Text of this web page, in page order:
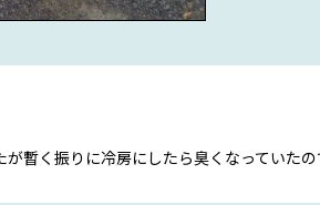
暫く振りに冷房にしたら臭くなっていた